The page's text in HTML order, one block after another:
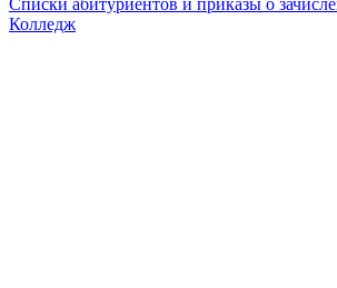
Списки абитуриентов и приказы о
Колледж